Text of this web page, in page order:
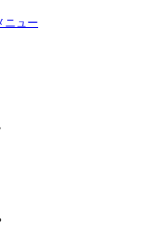
ニュー